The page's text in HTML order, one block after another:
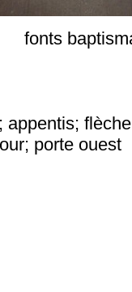
fonts
appentis;
porte ouest